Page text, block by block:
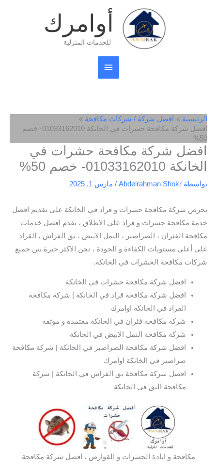
أوامرك
للخدمات المنزلية
القائمة
الرئيسية
الرئيسية
افضل شركة / شركات مكافحة
افضل شركة مكافحة حشرات في الخانكة 01033162010- خصم
50%
افضل شركة مكافحة حشرات في
الخانكة 01033162010- خصم 50%
بواسطة Abdelrahman Shokr
/ مارس 1, 2025
تحرص شركة مكافحة حشرات و قراد في الخانكة على تقديم افضل
خدمة مكافحة حشرات و قراد على الاطلاق ، نقدم افضل خدمات
مكافحة الفئران ، الصراصير ، النمل الابيض ، بق الفراش ، القراد
على أعلى مستويات الكفاءة و الجودة ، نحن الاكثر خبرة بين جميع
شركات مكافحة الحشرات في الخانكة.
افضل شركة مكافحة حشرات في الخانكة
افضل شركة مكافحة قراد في الخانكة | شركة مكافحة
القراد في الخانكة اوامرك
شركة مكافحة فئران في الخانكة معتمدة و موثقة
شركة مكافحة النمل الابيض في الخانكة
افضل شركة مكافحة الصراصير في الخانكة | شركة مكافحة
صراصير في الخانكة اوامرك
افضل شركة مكافحة بق الفراش في الخانكة | شركة
مكافحة البق في الخانكة
مكافحة و ابادة الحشرات و القوارض ، افضل شركة مكافحة